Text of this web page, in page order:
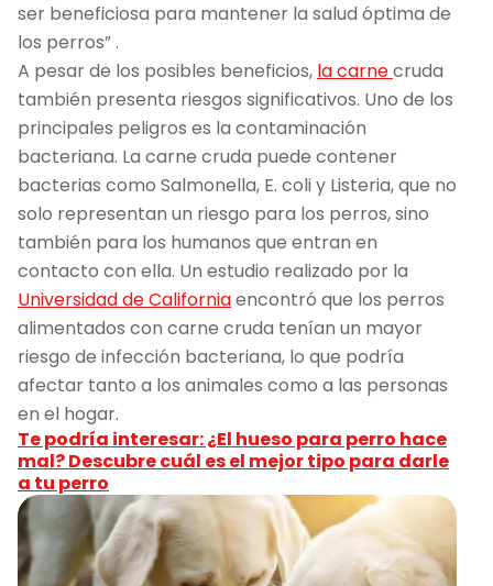
ser beneficiosa para mantener la salud óptima de
los perros” .
A pesar de los posibles beneficios, la carnecruda
también presenta riesgos significativos. Uno de los
principales peligros es la contaminación
bacteriana. La carne cruda puede contener
bacterias como Salmonella, E. coli y Listeria, que no
solo representan un riesgo para los perros, sino
también para los humanos que entran en
contacto con ella. Un estudio realizado por la
Universidad de Californiaencontró que los perros
alimentados con carne cruda tenían un mayor
riesgo de infección bacteriana, lo que podría
afectar tanto a los animales como a las personas
en el hogar.
Te podría interesar: ¿El hueso para perro hace
mal? Descubre cuál es el mejor tipo para darle
a tu perro